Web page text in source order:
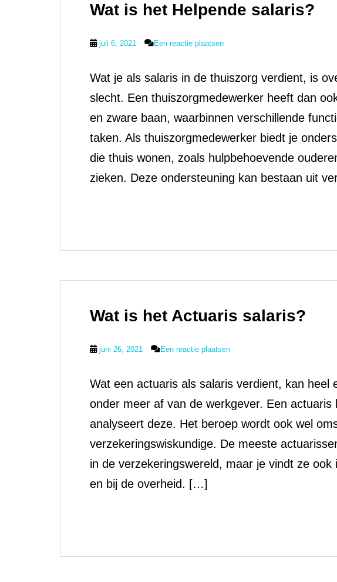
Wat is het Helpende salaris?
juli 6, 2021 Een reactie plaatsen
Wat je als salaris in de thuiszorg verdient, is
slecht. Een thuiszorgmedewerker heeft dan
en zware baan, waarbinnen verschillende
taken. Als thuiszorgmedewerker biedt je
die thuis wonen, zoals hulpbehoevende
zieken. Deze ondersteuning kan bestaan uit
Wat is het Actuaris salaris?
juni 26, 2021 Een reactie plaatsen
Wat een actuaris als salaris verdient, kan heel
onder meer af van de werkgever. Een actuaris
analyseert deze. Het beroep wordt ook wel
verzekeringswiskundige. De meeste
in de verzekeringswereld, maar je vindt ze ook
en bij de overheid. […]